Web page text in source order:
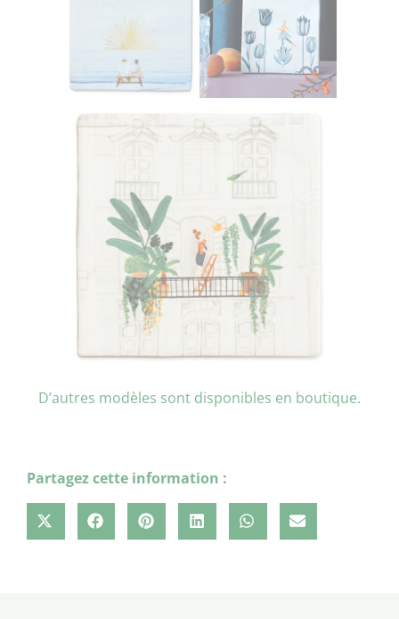
D’autres modèles sont disponibles en boutique.
Partagez cette information :